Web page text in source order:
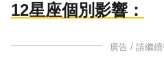
12星座個別影響：
廣告 / 請繼